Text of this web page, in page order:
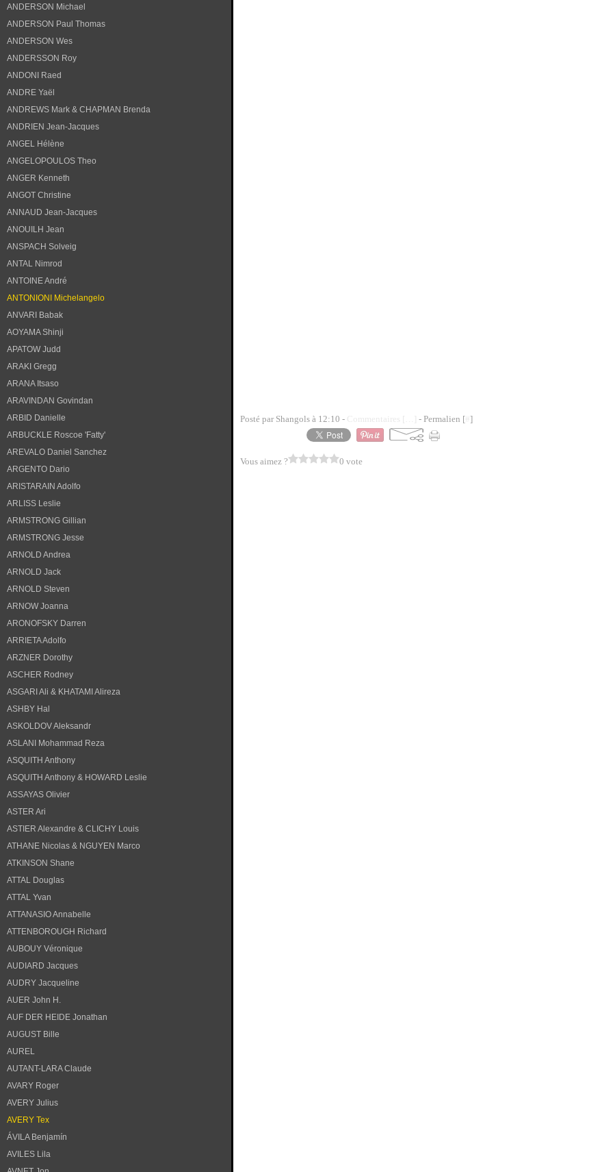
ANDERSON Michael
ANDERSON Paul Thomas
ANDERSON Wes
ANDERSSON Roy
ANDONI Raed
ANDRE Yaël
ANDREWS Mark & CHAPMAN Brenda
ANDRIEN Jean-Jacques
ANGEL Hélène
ANGELOPOULOS Theo
ANGER Kenneth
ANGOT Christine
ANNAUD Jean-Jacques
ANOUILH Jean
ANSPACH Solveig
ANTAL Nimrod
ANTOINE André
ANTONIONI Michelangelo
ANVARI Babak
AOYAMA Shinji
APATOW Judd
ARAKI Gregg
ARANA Itsaso
ARAVINDAN Govindan
ARBID Danielle
ARBUCKLE Roscoe 'Fatty'
AREVALO Daniel Sanchez
ARGENTO Dario
ARISTARAIN Adolfo
ARLISS Leslie
ARMSTRONG Gillian
ARMSTRONG Jesse
ARNOLD Andrea
ARNOLD Jack
ARNOLD Steven
ARNOW Joanna
ARONOFSKY Darren
ARRIETA Adolfo
ARZNER Dorothy
ASCHER Rodney
ASGARI Ali & KHATAMI Alireza
ASHBY Hal
ASKOLDOV Aleksandr
ASLANI Mohammad Reza
ASQUITH Anthony
ASQUITH Anthony & HOWARD Leslie
ASSAYAS Olivier
ASTER Ari
ASTIER Alexandre & CLICHY Louis
ATHANE Nicolas & NGUYEN Marco
ATKINSON Shane
ATTAL Douglas
ATTAL Yvan
ATTANASIO Annabelle
ATTENBOROUGH Richard
AUBOUY Véronique
AUDIARD Jacques
AUDRY Jacqueline
AUER John H.
AUF DER HEIDE Jonathan
AUGUST Bille
AUREL
AUTANT-LARA Claude
AVARY Roger
AVERY Julius
AVERY Tex
ÁVILA Benjamín
AVILES Lila
Posté par Shangols à 12:10 - Commentaires [ - Permalien [ ]
Vous aimez ? 0 vote